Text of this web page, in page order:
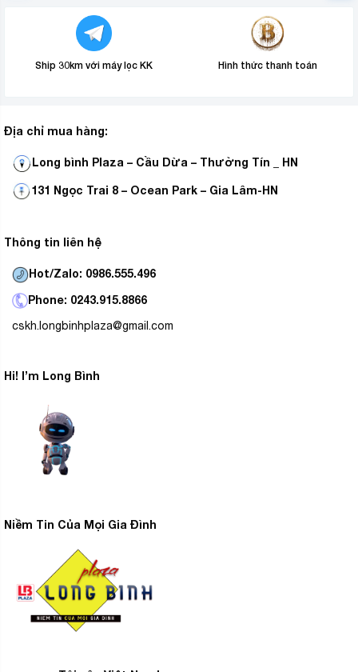
Ship 30km với máy lọc KK Hình thức thanh toán
Địa chỉ mua hàng:
Long bình Plaza – Cầu Dừa – Thường Tín _ HN
131 Ngọc Trai 8 – Ocean Park – Gia Lâm-HN
Thông tin liên hệ
Hot/Zalo: 0986.555.496
Phone: 0243.915.8866
cskh.longbinhplaza@gmail.com
Hi! I’m Long Bình
Niềm Tin Của Mọi Gia Đình